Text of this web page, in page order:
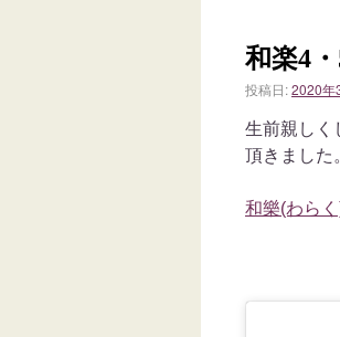
和楽4
投稿日:2020年
生前親しく
頂きました
和樂(わら